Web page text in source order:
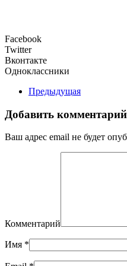
Facebook
Twitter
Вконтакте
Одноклассники
Предыдущая
Добавить комментарий
Ваш адрес email не будет
Комментарий
Имя *